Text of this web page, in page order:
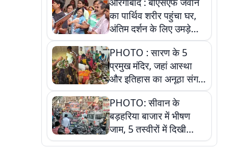
का पार्थिव शरीर पहुंचा घर,
अंतिम दर्शन के लिए उमड़े
लोग
PHOTO : सारण के 5
प्रमुख मंदिर, जहां आस्था
और इतिहास का अनूठा संगम,
तस्वीरों में जानिए
PHOTO: सीवान के
बड़हरिया बाजार में भीषण
जाम, 5 तस्वीरों में दिखी
अव्यवस्था